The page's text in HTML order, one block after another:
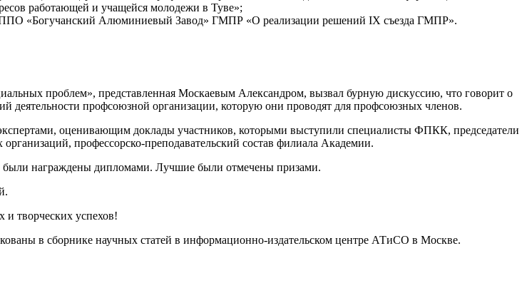
работающей и учащейся молодежи в Туве»;
ППО «Богучанский Алюминиевый Завод» ГМПР «О реализации решений IX съезда ГМПР».
проблем», представленная Москаевым Александром, вызвал бурную дискуссию, что говорит о
деятельности профсоюзной организации, которую они проводят для профсоюзных членов.
оценивающим доклады участников, которыми выступили специалисты ФПКК, председатели
профессорско-преподавательский состав филиала Академии.
награждены дипломами. Лучшие были отмечены призами.
творческих успехов!
в сборнике научных статей в информационно-издательском центре АТиСО в Москве.